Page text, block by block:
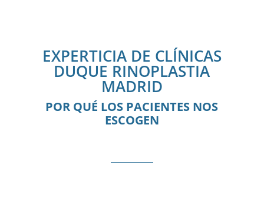
EXPERTICIA DE CLÍNICAS
DUQUE RINOPLASTIA
MADRID
POR QUÉ LOS PACIENTES NOS
ESCOGEN